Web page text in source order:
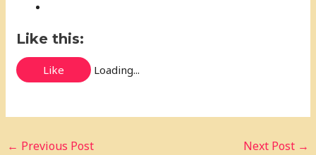
Like this:
Like Loading...
← Previous Post Next Post →